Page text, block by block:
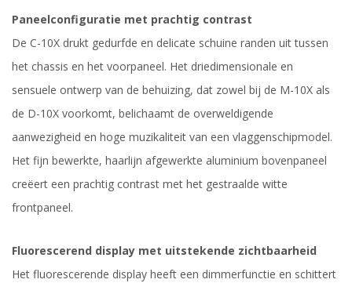
Paneelconfiguratie met prachtig contrast
De C-10X drukt gedurfde en delicate schuine randen uit tussen
het chassis en het voorpaneel. Het driedimensionale en
sensuele ontwerp van de behuizing, dat zowel bij de M-10X als
de D-10X voorkomt, belichaamt de overweldigende
aanwezigheid en hoge muzikaliteit van een vlaggenschipmodel.
Het fijn bewerkte, haarlijn afgewerkte aluminium bovenpaneel
creëert een prachtig contrast met het gestraalde witte
frontpaneel.
Fluorescerend display met uitstekende zichtbaarheid
Het fluorescerende display heeft een dimmerfunctie en schittert